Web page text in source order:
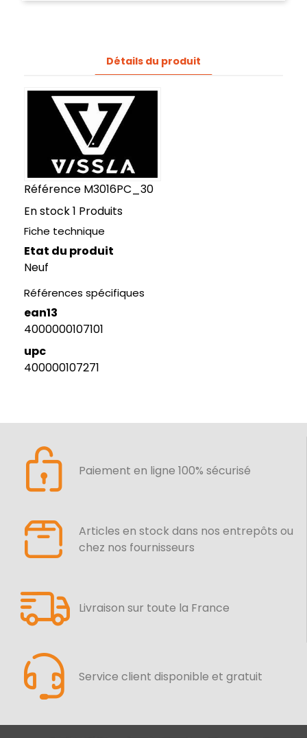
Détails du produit
Référence M3016PC_30
En stock1 Produits
Fiche technique
Etat du produit
Neuf
Références spécifiques
ean13
4000000107101
upc
400000107271
Paiement en ligne 100% sécurisé
Articles en stock dans nos entrepôts ou
chez nos fournisseurs
Livraison sur toute la France
Service client disponible et gratuit